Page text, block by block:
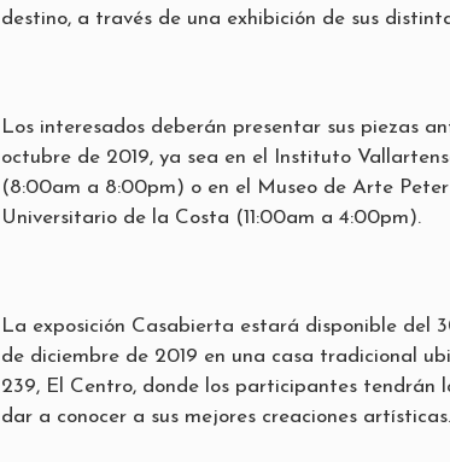
destino, a través de una exhibición de sus
Los interesados deberán presentar sus piezas
octubre de 2019, ya sea en el
Instituto
(8:00am a 8:00pm) o en el Museo de Arte
Universitario de la Costa (11:00am a 4:00pm).
La exposición Casabierta estará disponible del
de diciembre de 2019 en una casa tradicional
239, El Centro, donde los participantes tendrán
dar a conocer a sus mejores creaciones artísticas.